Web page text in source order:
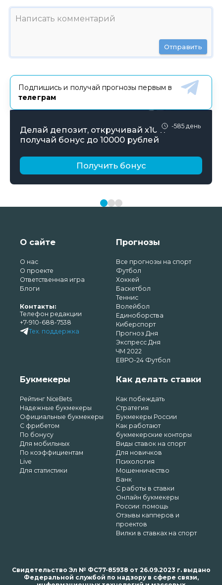
Отправить
Подпишись и получай прогнозы первым в
телеграм
-585 день
Делай депозит, откручивай х10 и
получай бонус до 10000 рублей
Получить бонус
О сайте
О нас
О проекте
Ответственная игра
Блоги
Контакты:
Телефон редакции
+7-910-688-7538
Тех. поддержка
Прогнозы
Все прогнозы на спорт
Футбол
Хоккей
Баскетбол
Теннис
Волейбол
Единоборства
Киберспорт
Прогноз Дня
Экспресс Дня
ЧМ 2022
ЕВРО-24 Футбол
Букмекеры
Рейтинг NiceBets
Надежные букмекеры
Официальные букмекеры
С фрибетом
По бонусу
Для мобильных
По коэффициентам
Live
Для статистики
Как делать ставки
Как побеждать
Стратегия
Букмекеры России
Как работают
букмекерские конторы
Виды ставок на спорт
Для новичков
Психология
Мошенничество
Банк
С работы в ставки
Онлайн букмекеры
России: помощь
Отзывы капперов и
проектов
Вилки в ставках на спорт
Свидетельство Эл № ФС77-85938 от 26.09.2023 г. выдано
Федеральной службой по надзору в сфере связи,